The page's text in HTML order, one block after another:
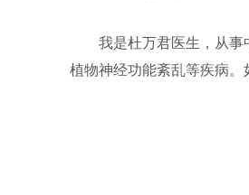
我是杜万君医生，从事
植物神经功能紊乱等疾病。